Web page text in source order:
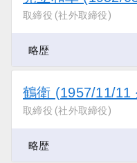
取締役 (社外取締役)
略歴
鶴衛 (1957/11/11
取締役 (社外取締役)
略歴